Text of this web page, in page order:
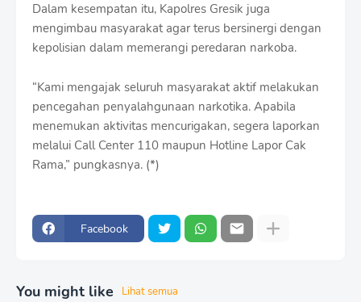
Dalam kesempatan itu, Kapolres Gresik juga
mengimbau masyarakat agar terus bersinergi dengan
kepolisian dalam memerangi peredaran narkoba.
“Kami mengajak seluruh masyarakat aktif melakukan
pencegahan penyalahgunaan narkotika. Apabila
menemukan aktivitas mencurigakan, segera laporkan
melalui Call Center 110 maupun Hotline Lapor Cak
Rama,” pungkasnya. (*)
Facebook
You might like Lihat semua